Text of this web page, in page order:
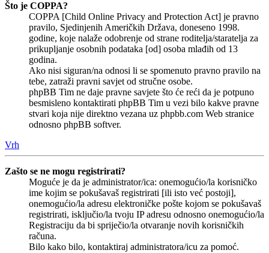
Što je COPPA?
COPPA [Child Online Privacy and Protection Act] je pravno
pravilo, Sjedinjenih Američkih Država, doneseno 1998.
godine, koje nalaže odobrenje od strane roditelja/staratelja za
prikupljanje osobnih podataka [od] osoba mlađih od 13
godina.
Ako nisi siguran/na odnosi li se spomenuto pravno pravilo na
tebe, zatraži pravni savjet od stručne osobe.
phpBB Tim ne daje pravne savjete što će reći da je potpuno
besmisleno kontaktirati phpBB Tim u vezi bilo kakve pravne
stvari koja nije direktno vezana uz phpbb.com Web stranice
odnosno phpBB softver.
Vrh
Zašto se ne mogu registrirati?
Moguće je da je administrator/ica: onemogućio/la korisničko
ime kojim se pokušavaš registrirati [ili isto već postoji],
onemogućio/la adresu elektroničke pošte kojom se pokušavaš
registrirati, isključio/la tvoju IP adresu odnosno onemogućio/la
Registraciju da bi spriječio/la otvaranje novih korisničkih
računa.
Bilo kako bilo, kontaktiraj administratora/icu za pomoć.